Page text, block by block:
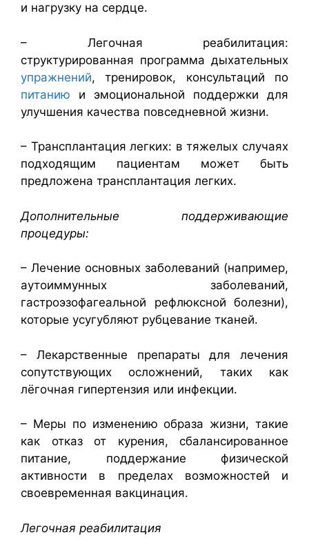
и нагрузку на сердце.
– Легочная реабилитация:
структурированная программа дыхательных
упражнений, тренировок, консультаций по
питанию и эмоциональной поддержки для
улучшения качества повседневной жизни.
– Трансплантация легких: в тяжелых случаях
подходящим пациентам может быть
предложена трансплантация легких.
Дополнительные поддерживающие
процедуры:
– Лечение основных заболеваний (например,
аутоиммунных заболеваний,
гастроэзофагеальной рефлюксной болезни),
которые усугубляют рубцевание тканей.
– Лекарственные препараты для лечения
сопутствующих осложнений, таких как
лёгочная гипертензия или инфекции.
– Меры по изменению образа жизни, такие
как отказ от курения, сбалансированное
питание, поддержание физической
активности в пределах возможностей и
своевременная вакцинация.
Легочная реабилитация